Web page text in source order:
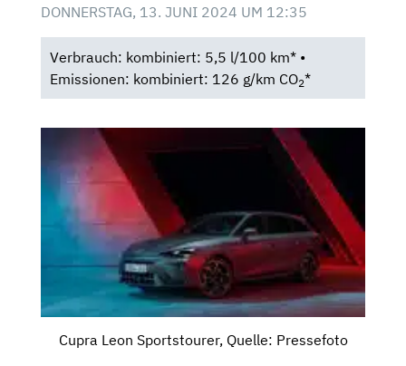
DONNERSTAG, 13. JUNI 2024 UM 12:35
Verbrauch: kombiniert: 5,5 l/100 km* •
Emissionen: kombiniert: 126 g/km CO2*
Cupra Leon Sportstourer, Quelle: Pressefoto